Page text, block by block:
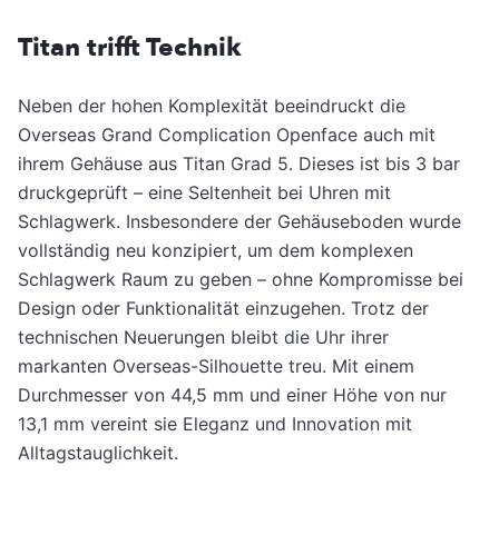
Titan trifft Technik
Neben der hohen Komplexität beeindruckt die
Overseas Grand Complication Openface auch mit
ihrem Gehäuse aus Titan Grad 5. Dieses ist bis 3 bar
druckgeprüft – eine Seltenheit bei Uhren mit
Schlagwerk. Insbesondere der Gehäuseboden wurde
vollständig neu konzipiert, um dem komplexen
Schlagwerk Raum zu geben – ohne Kompromisse bei
Design oder Funktionalität einzugehen. Trotz der
technischen Neuerungen bleibt die Uhr ihrer
markanten Overseas-Silhouette treu. Mit einem
Durchmesser von 44,5 mm und einer Höhe von nur
13,1 mm vereint sie Eleganz und Innovation mit
Alltagstauglichkeit.